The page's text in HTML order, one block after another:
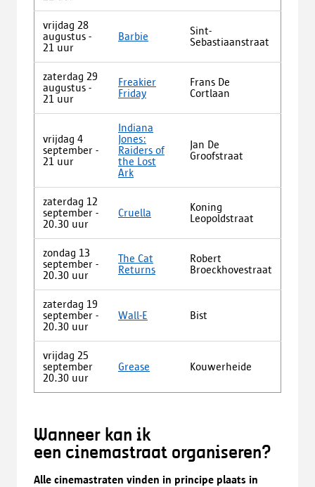
vrijdag 28
augustus -
21 uur
Barbie
Sint-
Sebastiaanstraat
zaterdag 29
augustus -
21 uur
Freakier
Friday
Frans De
Cortlaan
vrijdag 4
september -
21 uur
Indiana
Jones:
Raiders of
the Lost
Ark
Jan De
Groofstraat
zaterdag 12
september -
20.30 uur
Cruella
Koning
Leopoldstraat
zondag 13
september -
20.30 uur
The Cat
Returns
Robert
Broeckhovestraat
zaterdag 19
september -
20.30 uur
Wall-E Bist
vrijdag 25
september
20.30 uur
Grease Kouwerheide
Wanneer kan ik
een cinemastraat organiseren?
Alle cinemastraten vinden in principe plaats in